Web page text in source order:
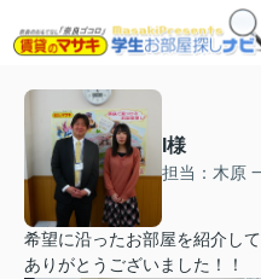
I様
担当：木原
希望に沿ったお部屋を紹介し
ありがとうございました！！